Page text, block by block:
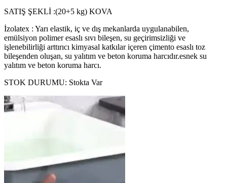
SATIŞ ŞEKLİ :(20+5 kg) KOVA
İzolatex : Yarı elastik, iç ve dış mekanlarda uygulanabilen,
emülsiyon polimer esaslı sıvı bileşen, su geçirimsizliği ve
işlenebilirliği arttırıcı kimyasal katkılar içeren çimento esaslı toz
bileşenden oluşan, su yalıtım ve beton koruma harcıdır.esnek su
yalıtım ve beton koruma harcı.
STOK DURUMU: Stokta Var